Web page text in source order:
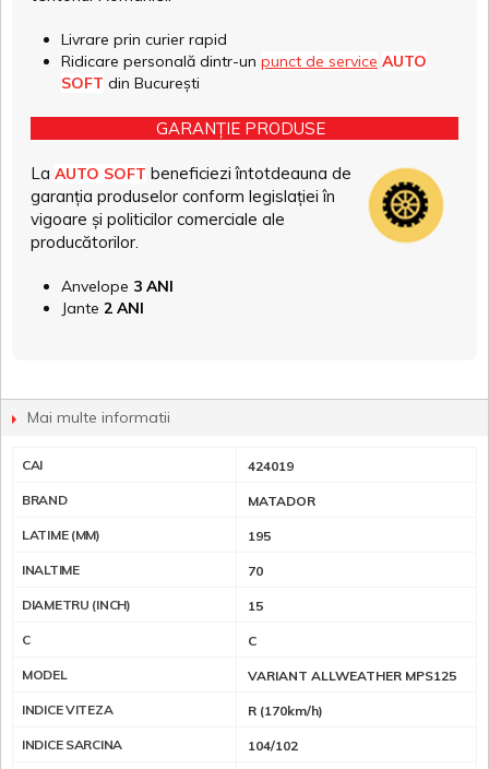
Livrare prin curier rapid
Ridicare personală dintr-un punct de service AUTO
SOFT din București
GARANȚIE PRODUSE
La AUTO SOFT beneficiezi întotdeauna de
garanția produselor conform legislației în
vigoare și politicilor comerciale ale
producătorilor.
Anvelope 3 ANI
Jante 2 ANI
Mai multe informatii
CAI 424019
BRAND MATADOR
LATIME (MM) 195
INALTIME 70
DIAMETRU (INCH) 15
C C
MODEL VARIANT ALLWEATHER MPS125
INDICE VITEZA R (170km/h)
INDICE SARCINA 104/102